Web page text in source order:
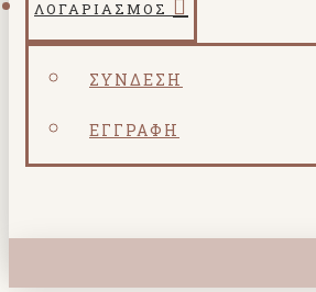
ΛΟΓΑΡΙΑΣΜΌΣ
ΣΎΝΔΕΣΗ
ΕΓΓΡΑΦΉ